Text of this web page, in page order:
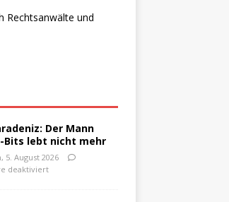
Rechtsanwälte und
Der Mann
Bits lebt nicht mehr
5. August 2026
deaktiviert